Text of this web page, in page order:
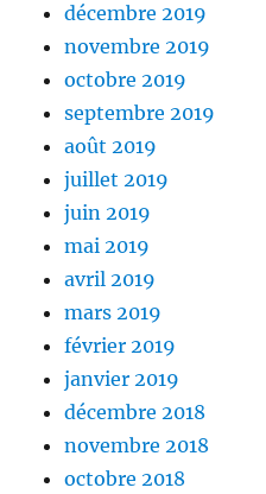
décembre 2019
novembre 2019
octobre 2019
septembre 2019
août 2019
juillet 2019
juin 2019
mai 2019
avril 2019
mars 2019
février 2019
janvier 2019
décembre 2018
novembre 2018
octobre 2018